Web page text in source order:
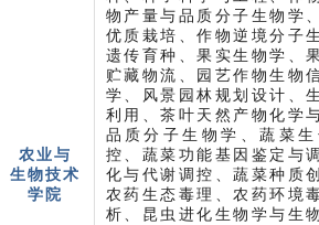
农业与
生物技术
学院
物产量与品质分子生物学
优质栽培、作物逆境分子
遗传育种、果实生物学、
贮藏物流、园艺作物生物
学、风景园林规划设计、
利用、茶叶天然产物化学
品质分子生物学、蔬菜
控、蔬菜功能基因鉴定与
化与代谢调控、蔬菜种质
农药生态毒理、农药环境
析、昆虫进化生物学与生